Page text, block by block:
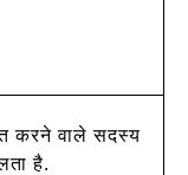
करने वाले सदस्य
है.